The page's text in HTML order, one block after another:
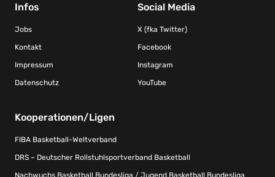
Infos
Jobs
Kontakt
Impressum
Datenschutz
Social Media
X (fka Twitter)
Facebook
Instagram
YouTube
Kooperationen/Ligen
FIBA Basketball-Weltverband
DRS – Deutscher Rollstuhlsportverband Basketball